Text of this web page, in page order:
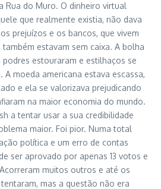
Rua do Muro. O dinheiro virtual
que realmente existia, não dava
prejuízos e os bancos, que vivem
estavam sem caixa. A bolha
estouraram e estilhaços se
A moeda americana estava escassa,
e ela se valorizava prejudicando
na maior economia do mundo.
a tentar usar a sua credibilidade
maior. Foi pior. Numa total
política e um erro de contas
ser aprovado por apenas 13 votos e
muitos outros e até os
mas a questão não era